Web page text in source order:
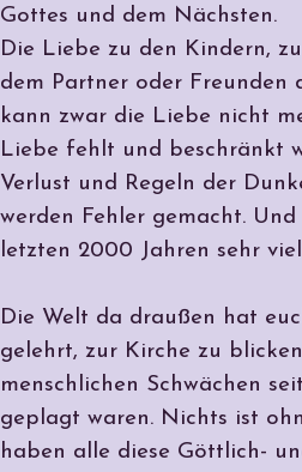
Gottes und dem Nächsten.
Die Liebe zu den Kindern,
dem Partner oder Freunden
kann zwar die Liebe nicht
Liebe fehlt und beschränkt
Verlust und Regeln der
werden Fehler gemacht.
letzten 2000 Jahren sehr
Die Welt da draußen hat
gelehrt, zur Kirche zu
menschlichen Schwächen
geplagt waren. Nichts ist
haben alle diese Göttlich-